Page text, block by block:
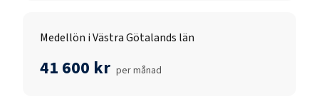
Medellön i Västra Götalands län
41 600 kr per månad